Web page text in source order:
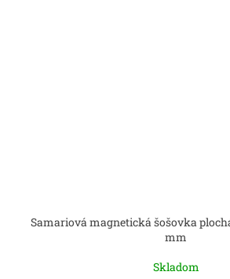
Samariová magnetická šošovka
mm
Skladom